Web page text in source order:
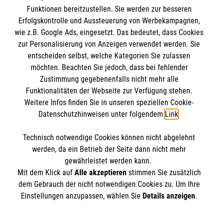
Geschichte:
1971: Die Malteser organisieren gemeinsam mit
anderen Hilfsorganisationen den Sonnenzug,
der zunächst jährlich stattfindet. Die Teilnehmer
reisen mit Sonderzügen der DB von Stuttgart
über Göppingen und Ulm an den Bodensee.
In der Folgezeit ziehen sich nach und nach die
anderen Organisationen aus der Aktion zurück.
den Maltesern organisiert und durchgeführt.
1995: Die schwierige Finanzierbarkeit des
Großausfluges führt dazu, dass der Sonnenzug
nur noch alle zwei Jahre angeboten wird.
2005: Aus organisatorischen Gründen wird der
Informationen
Impressum
Datenschutz
Barrierefreiheit
Kontakt
Die Malteser
Malteser in Deutschland
Sharepoint
So finden Sie uns
Franz-Bühler-Straße 2
73485 Unterschneidheim
Der Malteser Hilfsdienst e.V. ist als eingetragene
Funktionen bereitzustellen. Sie werden zur besseren
Erfolgskontrolle und Aussteuerung von Werbekampagnen,
wie z.B. Google Ads, eingesetzt. Das bedeutet, dass Cookies
zur Personalisierung von Anzeigen verwendet werden. Sie
entscheiden selbst, welche Kategorien Sie zulassen
möchten. Beachten Sie jedoch, dass bei fehlender
Zustimmung gegebenenfalls nicht mehr alle
Funktionalitäten der Webseite zur Verfügung stehen.
Weitere Infos finden Sie in unseren speziellen Cookie-
Datenschutzhinweisen unter folgendem Link.
Technisch notwendige Cookies können nicht abgelehnt
werden, da ein Betrieb der Seite dann nicht mehr
gewährleistet werden kann.
Mit dem Klick auf Alle akzeptierenstimmen Sie zusätzlich
dem Gebrauch der nicht notwendigen Cookies zu. Um Ihre
Einstellungen anzupassen, wählen Sie Details anzeigen.